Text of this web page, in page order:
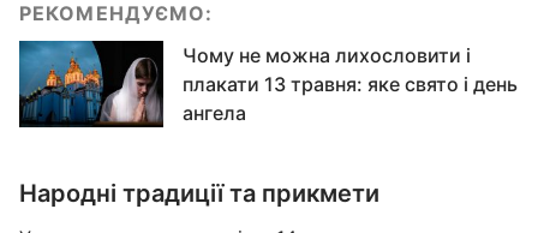
РЕКОМЕНДУЄМО:
Чому не можна лихословити і
плакати 13 травня: яке свято і день
ангела
Народні традиції та прикмети